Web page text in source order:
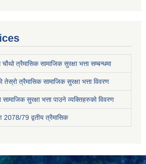
त्रैमासिक सामाजिक सुरक्षा भत्ता सम्बन्धमा
त्रैमासिक सामाजिक सुरक्षा भत्ता विवरण
सुरक्षा भत्ता पाउने व्यक्तिहरुको विवरण
2078/79 द्वतीय त्रैमासिक